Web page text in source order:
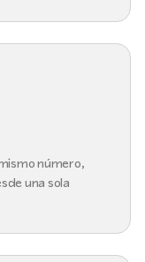
número,
una sola